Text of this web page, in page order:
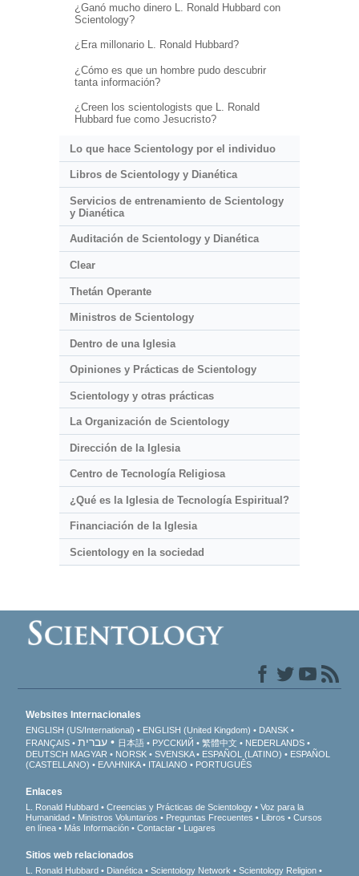
¿Ganó mucho dinero L. Ronald Hubbard con
Scientology?
¿Era millonario L. Ronald Hubbard?
¿Cómo es que un hombre pudo descubrir
tanta información?
¿Creen los scientologists que L. Ronald
Hubbard fue como Jesucristo?
Lo que hace Scientology por el individuo
Libros de Scientology y Dianética
Servicios de entrenamiento de Scientology
y Dianética
Auditación de Scientology y Dianética
Clear
Thetán Operante
Ministros de Scientology
Dentro de una Iglesia
Opiniones y Prácticas de Scientology
Scientology y otras prácticas
La Organización de Scientology
Dirección de la Iglesia
Centro de Tecnología Religiosa
¿Qué es la Iglesia de Tecnología Espiritual?
Financiación de la Iglesia
Scientology en la sociedad
Websites Internacionales
ENGLISH (US/International) ENGLISH (United Kingdom)
DANSK
FRANÇAIS
עברית 日本語 РУССКИЙ 繁體中文
NEDERLANDS
DEUTSCH MAGYAR NORSK SVENSKA ESPAÑOL (LATINO)
ESPAÑOL
(CASTELLANO)
ΕΛΛΗΝΙΚA ITALIANO PORTUGUÊS
Enlaces
L. Ronald Hubbard Creencias y Prácticas de Scientology
Voz para la
Humanidad
Ministros Voluntarios Preguntas Frecuentes Libros
Cursos
en línea
Más Información Contactar Lugares
Sitios web relacionados
L. Ronald Hubbard Dianética Scientology Network
Scientology Religion